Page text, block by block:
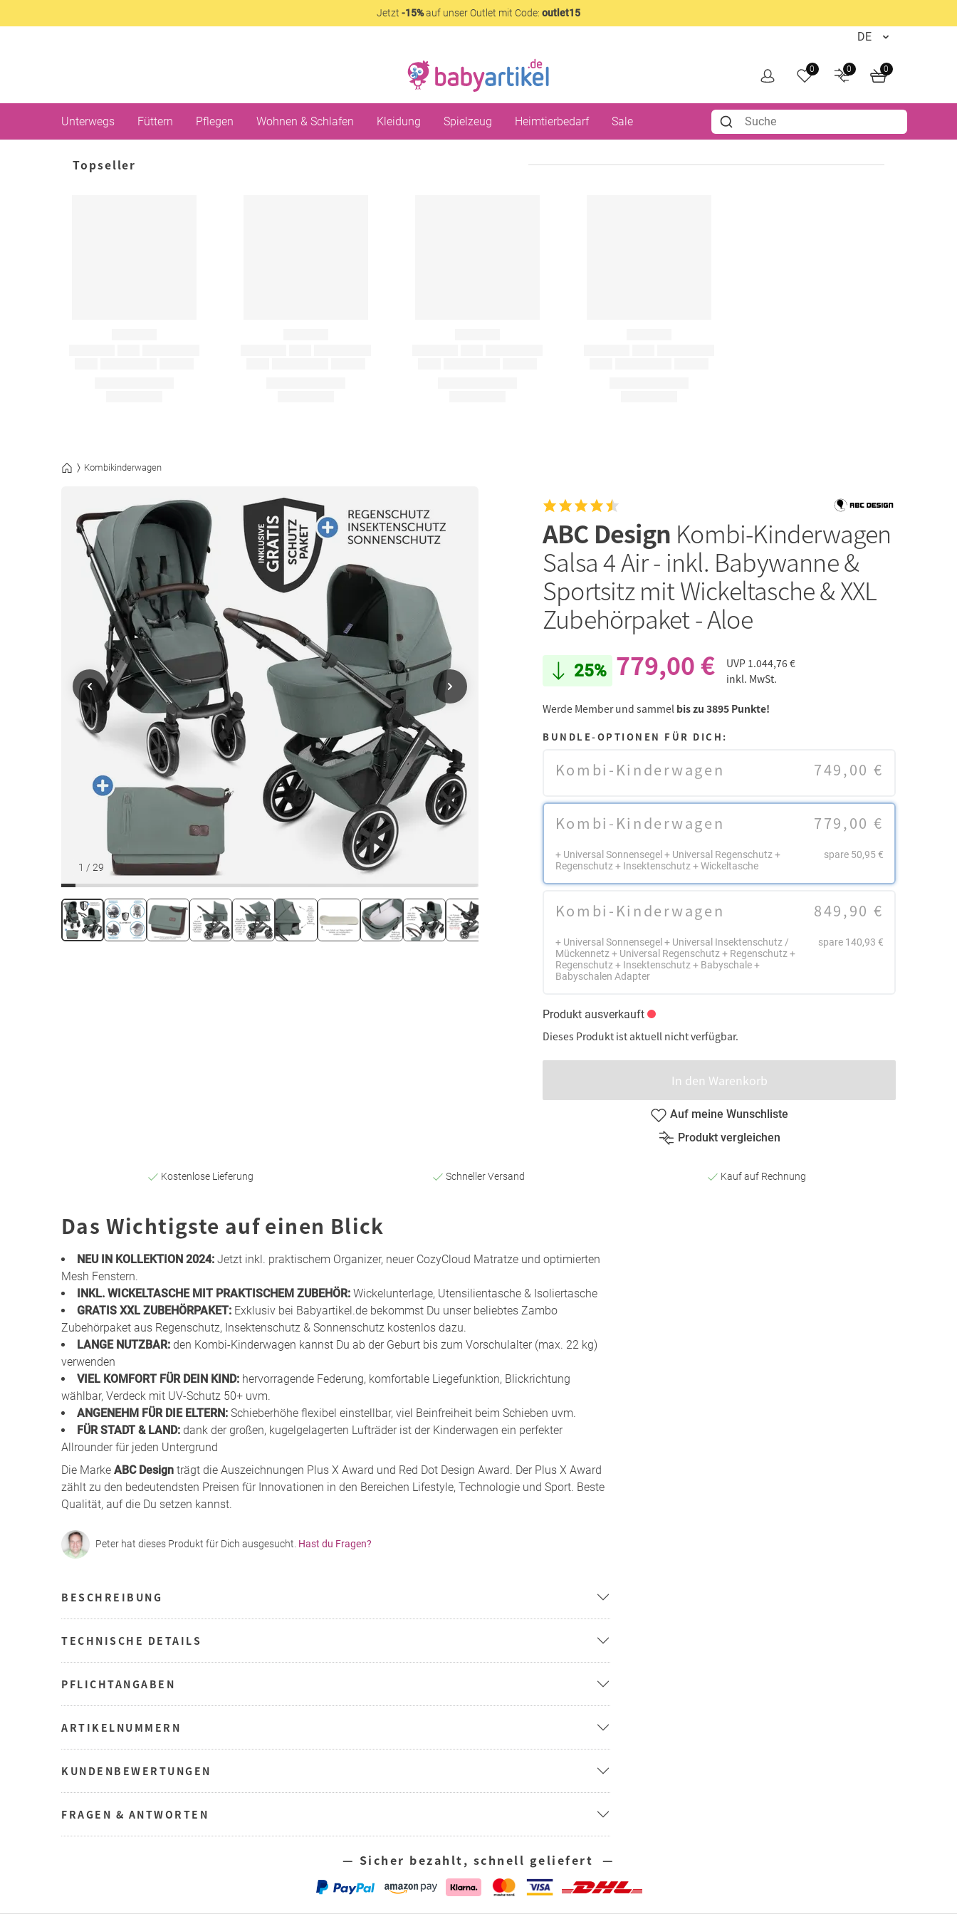
Jetzt -15%auf unser Outlet mit Code: outlet15
0 0 0
Unterwegs Füttern Pflegen Wohnen & Schlafen Kleidung Spielzeug Heimtierbedarf Sale
Topseller
Kombikinderwagen
1 / 29
ABC Design Kombi-Kinderwagen
Salsa 4 Air - inkl. Babywanne &
Sportsitz mit Wickeltasche & XXL
Zubehörpaket - Aloe
25% 779,00 € UVP 1.044,76 €
inkl. MwSt.
Werde Member und sammel bis zu 3895 Punkte!
BUNDLE-OPTIONEN FÜR DICH:
Kombi-Kinderwagen 749,00 €
Kombi-Kinderwagen
+ Universal Sonnensegel + Universal Regenschutz +
Regenschutz + Insektenschutz + Wickeltasche
779,00 €
spare 50,95 €
Kombi-Kinderwagen
+ Universal Sonnensegel + Universal Insektenschutz /
Mückennetz + Universal Regenschutz + Regenschutz +
Regenschutz + Insektenschutz + Babyschale +
Babyschalen Adapter
849,90 €
spare 140,93 €
Produkt ausverkauft
Dieses Produkt ist aktuell nicht verfügbar.
In den Warenkorb
Auf meine Wunschliste
Produkt vergleichen
Kostenlose Lieferung Schneller Versand Kauf auf Rechnung
Das Wichtigste auf einen Blick
NEU IN KOLLEKTION 2024: Jetzt inkl. praktischem Organizer, neuer CozyCloud Matratze und optimierten
Mesh Fenstern.
INKL. WICKELTASCHE MIT PRAKTISCHEM ZUBEHÖR: Wickelunterlage, Utensilientasche & Isoliertasche
GRATIS XXL ZUBEHÖRPAKET: Exklusiv bei Babyartikel.de bekommst Du unser beliebtes Zambo
Zubehörpaket aus Regenschutz, Insektenschutz & Sonnenschutz kostenlos dazu.
LANGE NUTZBAR: den Kombi-Kinderwagen kannst Du ab der Geburt bis zum Vorschulalter (max. 22 kg)
verwenden
VIEL KOMFORT FÜR DEIN KIND: hervorragende Federung, komfortable Liegefunktion, Blickrichtung
wählbar, Verdeck mit UV-Schutz 50+ uvm.
ANGENEHM FÜR DIE ELTERN: Schieberhöhe flexibel einstellbar, viel Beinfreiheit beim Schieben uvm.
FÜR STADT & LAND: dank der großen, kugelgelagerten Lufträder ist der Kinderwagen ein perfekter
Allrounder für jeden Untergrund
Die Marke ABC Design trägt die Auszeichnungen Plus X Award und Red Dot Design Award. Der Plus X Award
zählt zu den bedeutendsten Preisen für Innovationen in den Bereichen Lifestyle, Technologie und Sport. Beste
Qualität, auf die Du setzen kannst.
Peter hat dieses Produkt für Dich ausgesucht. Hast du Fragen?
BESCHREIBUNG
TECHNISCHE DETAILS
PFLICHTANGABEN
ARTIKELNUMMERN
KUNDENBEWERTUNGEN
FRAGEN & ANTWORTEN
— Sicher bezahlt, schnell geliefert —